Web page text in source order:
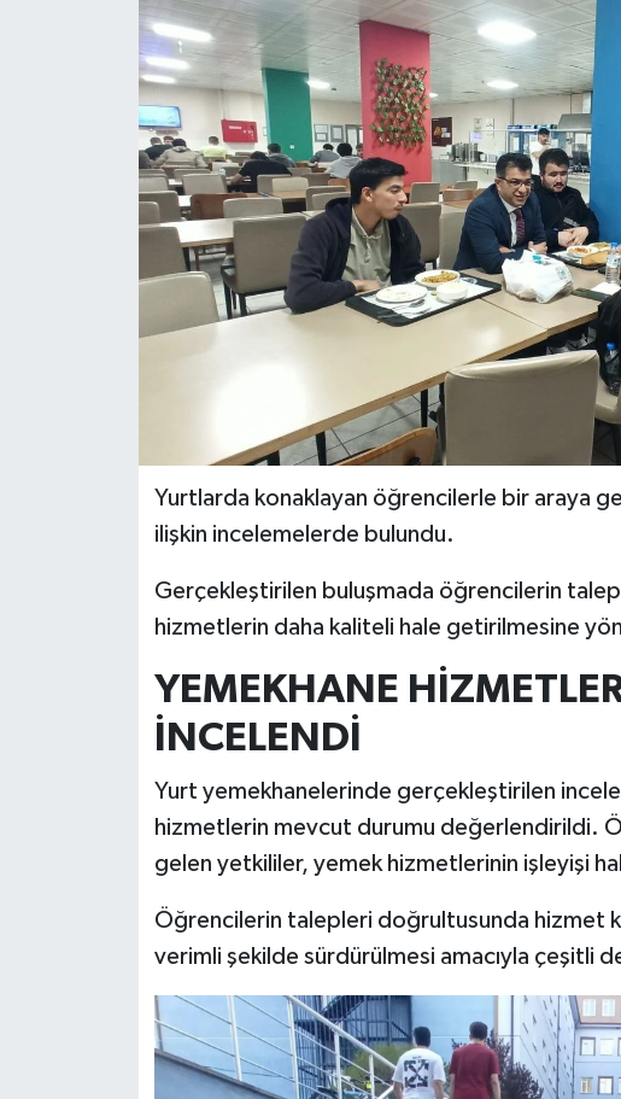
Yurtlarda konaklayan öğrencilerle bir araya
ilişkin incelemelerde bulundu.
Gerçekleştirilen buluşmada öğrencilerin
hizmetlerin daha kaliteli hale getirilmesine
YEMEKHANE
İNCELENDİ
Yurt yemekhanelerinde gerçekleştirilen
hizmetlerin mevcut durumu değerlendirildi.
gelen yetkililer, yemek hizmetlerinin işleyişi
Öğrencilerin talepleri doğrultusunda hizmet
verimli şekilde sürdürülmesi amacıyla çeşitli
Ekonomi
Foto Galeri
Kültür Sanat
Otomobil